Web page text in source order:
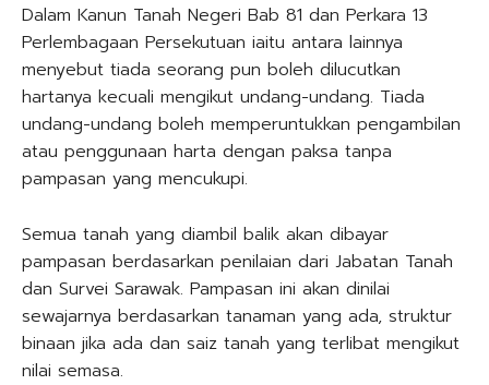
Dalam Kanun Tanah Negeri Bab 81 dan Perkara 13
Perlembagaan Persekutuan iaitu antara lainnya
menyebut tiada seorang pun boleh dilucutkan
hartanya kecuali mengikut undang-undang. Tiada
undang-undang boleh memperuntukkan pengambilan
atau penggunaan harta dengan paksa tanpa
pampasan yang mencukupi.
Semua tanah yang diambil balik akan dibayar
pampasan berdasarkan penilaian dari Jabatan Tanah
dan Survei Sarawak. Pampasan ini akan dinilai
sewajarnya berdasarkan tanaman yang ada, struktur
binaan jika ada dan saiz tanah yang terlibat mengikut
nilai semasa.